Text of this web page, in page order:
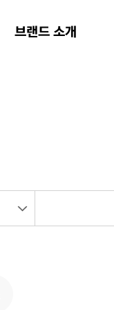
브랜드 소개